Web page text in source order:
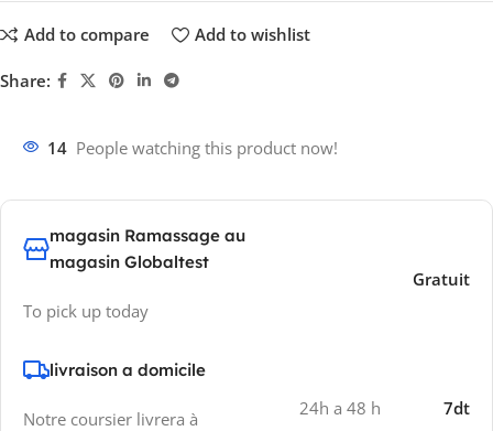
Add to compare Add to wishlist
Share:
14 People watching this product now!
magasin Ramassage au
magasin Globaltest
To pick up today
Gratuit
livraison a domicile
Notre coursier livrera à
24h a 48 h 7dt